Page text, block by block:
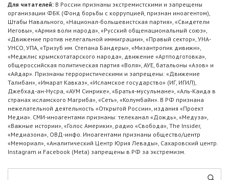
Для читателей: В России признаны экстремистскими и запрещены
организации ФБК (Фонд борьбы с коррупцией, признан иноагентом),
Штабы Навального, «Национал-большевистская партия», «Свидетели
Иеговы», «Армия воли народа», «Русский общенациональный союз»,
«Движение против нелегальной иммиграции», «Правый сектор», УНА-
УНСО, УПА, «Тризуб им. Степана Бандеры», «Мизантропик дивижн»,
«Меджлис крымскотатарского народа», движение «Артподготовка»,
общероссийская политическая партия «Воля», АУЕ, батальоны «Азов» и
«Айдар». Признаны террористическими и запрещены: «Движение
Талибан», «Имарат Кавказ», «Исламское государство» (ИГ, ИГИЛ),
Джебхад-ан-Нусра, «АУМ Синрике», «Братья-мусульмане», «Аль-Каида в
странах исламского Магриба», «Сеть», «Колумбайн». В РФ признана
нежелательной деятельность «Открытой России», издания «Проект
Медиа». СМИ-иноагентами признаны: телеканал «Дождь», «Медуза»,
«Важные истории», «Голос Америки», радио «Свобода», The Insider,
«Медиазона», ОВД-инфо. Иноагентами признаны общество/центр
«Мемориал», «Аналитический Центр Юрия Левады», Сахаровский центр.
Instagram и Facebook (Metа) запрещены в РФ за экстремизм.